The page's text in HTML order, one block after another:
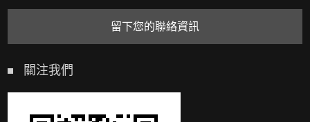
留下您的聯絡資訊
關注我們